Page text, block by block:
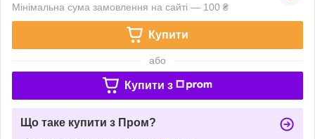
Мінімальна сума замовлення на сайті — 100 ₴
Купити
або
Купити з
Що таке купити з Пром?